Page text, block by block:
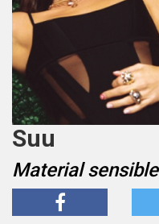
Suu
Material sensible